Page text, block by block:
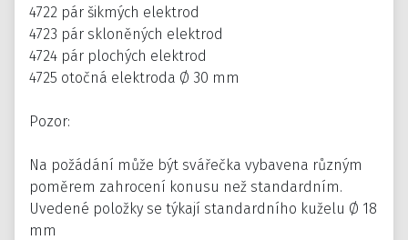
4722 pár šikmých elektrod
4723 pár skloněných elektrod
4724 pár plochých elektrod
4725 otočná elektroda Ø 30 mm
Pozor:
Na požádání může být svářečka vybavena různým
poměrem zahrocení konusu než standardním.
Uvedené položky se týkají standardního kuželu Ø 18
mm